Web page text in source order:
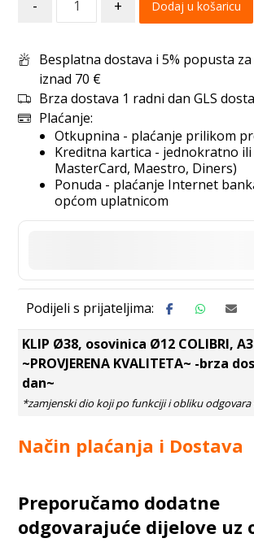
- + Dodaj u košaricu
Besplatna dostava i 5% popusta
iznad 70 €
Brza dostava 1 radni dan GLS
Plaćanje:
Otkupnina - plaćanje prilikom
Kreditna kartica - jednokratno ili
MasterCard, Maestro, Diners)
Ponuda - plaćanje Internet
općom uplatnicom
KLIP Ø38, osovinica Ø12 COLIBRI,
~PROVJERENA KVALITETA~ -brza
dan~
Način plaćanja i Dostava
Preporučamo dodatne
odgovarajuće dijelove uz